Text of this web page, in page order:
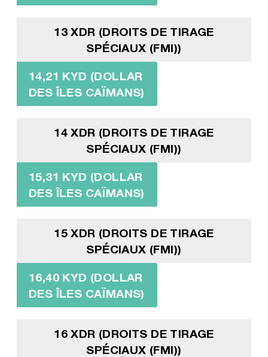
13 XDR (DROITS DE TIRAGE
SPÉCIAUX (FMI))
14,21 KYD (DOLLAR
DES ÎLES CAÏMANS)
14 XDR (DROITS DE TIRAGE
SPÉCIAUX (FMI))
15,31 KYD (DOLLAR
DES ÎLES CAÏMANS)
15 XDR (DROITS DE TIRAGE
SPÉCIAUX (FMI))
16,40 KYD (DOLLAR
DES ÎLES CAÏMANS)
16 XDR (DROITS DE TIRAGE
SPÉCIAUX (FMI))